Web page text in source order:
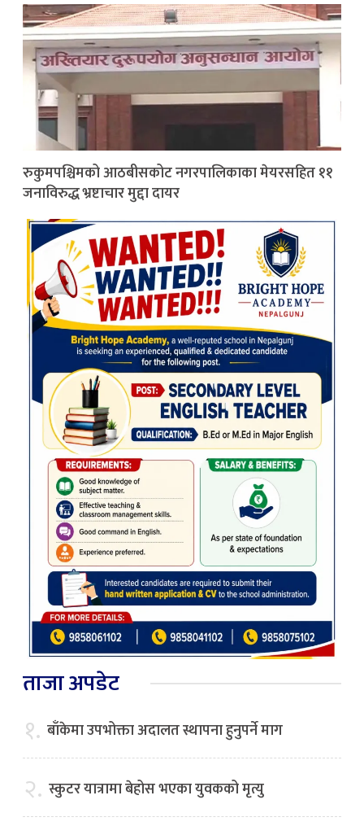
रुकुमपश्चिमको आठबीसकोट नगरपालिकाका मेयरसहित ११
जनाविरुद्ध भ्रष्टाचार मुद्दा दायर
ताजा अपडेट
१. बाँकेमा उपभोक्ता अदालत स्थापना हुनुपर्ने माग
२. स्कुटर यात्रामा बेहोस भएका युवकको मृत्यु